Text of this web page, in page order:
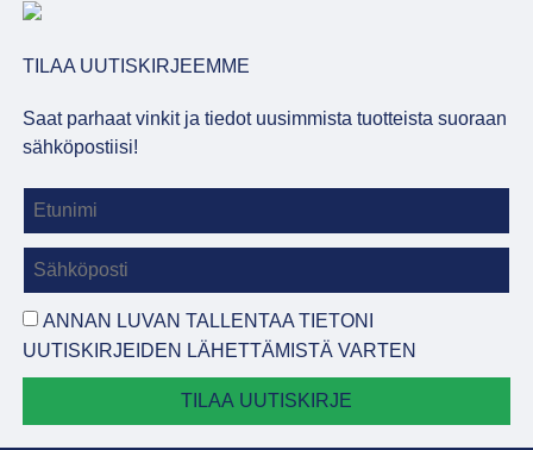
TILAA UUTISKIRJEEMME
Saat parhaat vinkit ja tiedot uusimmista tuotteista suoraan
sähköpostiisi!
ANNAN LUVAN TALLENTAA TIETONI
UUTISKIRJEIDEN LÄHETTÄMISTÄ VARTEN
TILAA UUTISKIRJE